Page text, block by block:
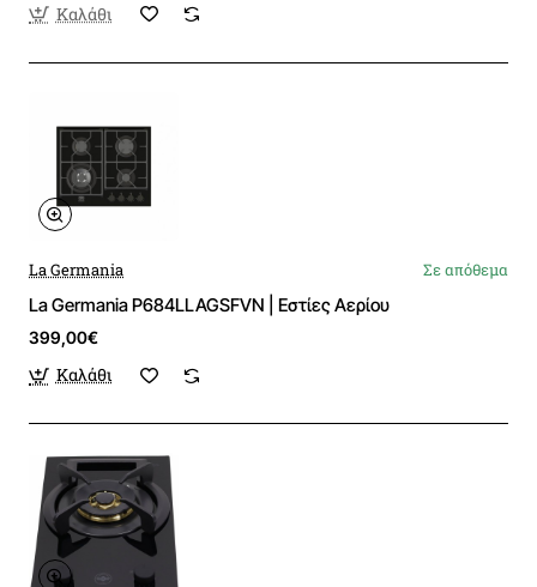
Καλάθι
La Germania Σε απόθεμα
La Germania P684LLAGSFVN | Εστίες Αερίου
399,00€
Καλάθι